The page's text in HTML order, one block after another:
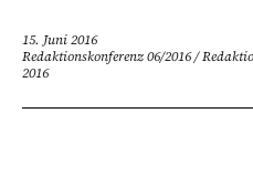
15. Juni 2016
Redaktionskonferenz 06/2016/
2016